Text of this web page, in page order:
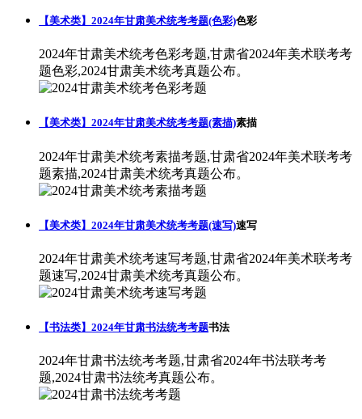
【美术类】2024年甘肃美术统考考题(色彩)色彩
2024年甘肃美术统考色彩考题,甘肃省2024年美术联考考
题色彩,2024甘肃美术统考真题公布。
【美术类】2024年甘肃美术统考考题(素描)素描
2024年甘肃美术统考素描考题,甘肃省2024年美术联考考
题素描,2024甘肃美术统考真题公布。
【美术类】2024年甘肃美术统考考题(速写)速写
2024年甘肃美术统考速写考题,甘肃省2024年美术联考考
题速写,2024甘肃美术统考真题公布。
【书法类】2024年甘肃书法统考考题书法
2024年甘肃书法统考考题,甘肃省2024年书法联考考
题,2024甘肃书法统考真题公布。